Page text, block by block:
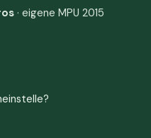
· eigene MPU 2015